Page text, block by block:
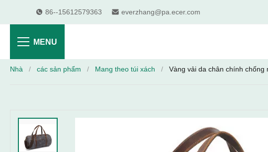
86--15612579363 everzhang@pa.ecer.com
MENU
Nhà / các sản phẩm / Mang theo túi xách / Vàng vải da chân chính